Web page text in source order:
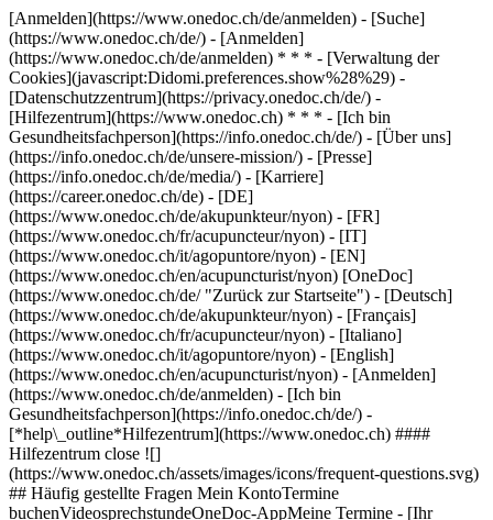
[Anmelden](https://www.onedoc.ch/de/anmelden) - [Suche]
(https://www.onedoc.ch/de/) - [Anmelden]
(https://www.onedoc.ch/de/anmelden) * * * - [Verwaltung der
Cookies](javascript:Didomi.preferences.show%28%29) -
[Datenschutzzentrum](https://privacy.onedoc.ch/de/) -
[Hilfezentrum](https://www.onedoc.ch) * * * - [Ich bin
Gesundheitsfachperson](https://info.onedoc.ch/de/) - [Über uns]
(https://info.onedoc.ch/de/unsere-mission/) - [Presse]
(https://info.onedoc.ch/de/media/) - [Karriere]
(https://career.onedoc.ch/de) - [DE]
(https://www.onedoc.ch/de/akupunkteur/nyon) - [FR]
(https://www.onedoc.ch/fr/acupuncteur/nyon) - [IT]
(https://www.onedoc.ch/it/agopuntore/nyon) - [EN]
(https://www.onedoc.ch/en/acupuncturist/nyon) [OneDoc]
(https://www.onedoc.ch/de/ "Zurück zur Startseite") - [Deutsch]
(https://www.onedoc.ch/de/akupunkteur/nyon) - [Français]
(https://www.onedoc.ch/fr/acupuncteur/nyon) - [Italiano]
(https://www.onedoc.ch/it/agopuntore/nyon) - [English]
(https://www.onedoc.ch/en/acupuncturist/nyon) - [Anmelden]
(https://www.onedoc.ch/de/anmelden) - [Ich bin
Gesundheitsfachperson](https://info.onedoc.ch/de/) -
[*help\_outline*Hilfezentrum](https://www.onedoc.ch) ####
Hilfezentrum close ![]
(https://www.onedoc.ch/assets/images/icons/frequent-questions.svg)
## Häufig gestellte Fragen Mein KontoTermine
buchenVideosprechstundeOneDoc-AppMeine Termine - [Ihr